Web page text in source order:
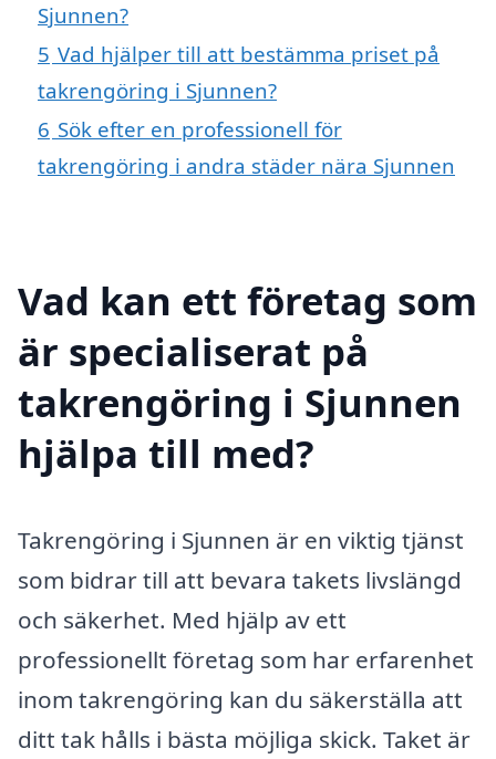
Sjunnen?
5 Vad hjälper till att bestämma priset på
takrengöring i Sjunnen?
6 Sök efter en professionell för
takrengöring i andra städer nära Sjunnen
Vad kan ett företag som
är specialiserat på
takrengöring i Sjunnen
hjälpa till med?
Takrengöring i Sjunnen är en viktig tjänst
som bidrar till att bevara takets livslängd
och säkerhet. Med hjälp av ett
professionellt företag som har erfarenhet
inom takrengöring kan du säkerställa att
ditt tak hålls i bästa möjliga skick. Taket är